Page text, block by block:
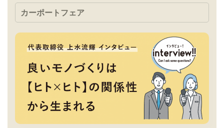
カーポートフェア